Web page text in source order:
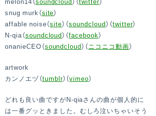
snug murk（site）
affable noise（site）（soundcloud）（twitter）
N-qia（soundcloud）（facebook）
onanieCEO（soundcloud）（ニコニコ動画）
artwork
カンノエヅ（tumblr）（vimeo）
どれも良い曲ですがN-qiaさんの曲が個人的に
は一番グッときました。むしろ泣いちゃいそう